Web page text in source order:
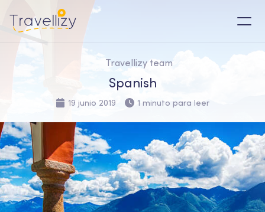
Travellizy team
Spanish
19 junio 2019 1 minuto para leer